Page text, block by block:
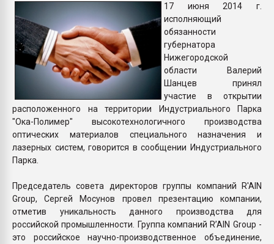
17 июня 2014 г.
исполняющий
обязанности
губернатора
Нижегородской
области Валерий
Шанцев принял
участие в открытии
расположенного на территории Индустриального Парка
"Ока-Полимер" высокотехнологичного производства
оптических материалов специального назначения и
лазерных систем, говорится в сообщении Индустриального
Парка.
Председатель совета директоров группы компаний R'AIN
Group, Сергей Мосунов провел презентацию компании,
отметив уникальность данного производства для
российской промышленности. Группа компаний R’AIN Group -
это российское научно-производственное объединение,